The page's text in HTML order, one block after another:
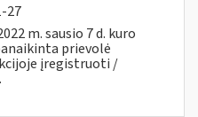
27
m. sausio 7 d. kuro
prievolė
įregistruoti /